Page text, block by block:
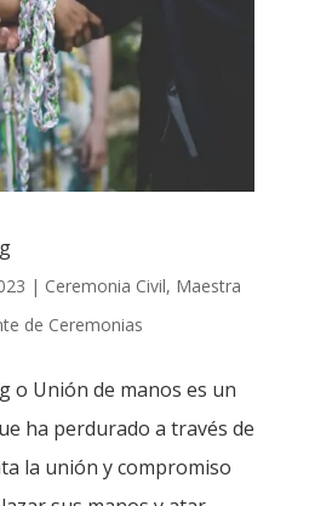
| Ceremonia Civil, Maestra
de Ceremonias
o Unión de manos es un
ha perdurado a través de
la unión y compromiso